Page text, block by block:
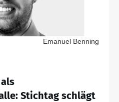
Emanuel Benning
Stichtag schlägt